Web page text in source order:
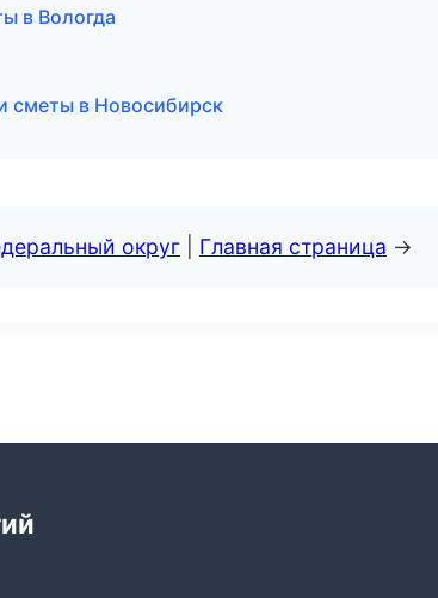
в Вологда
сметы в Новосибирск
округ Главная страница →